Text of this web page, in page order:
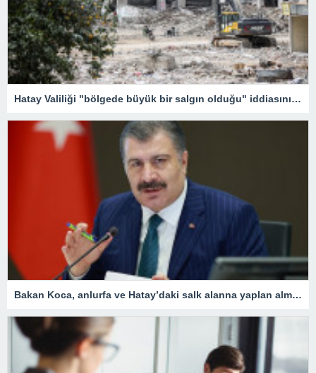
Hatay Valiliği "bölgede büyük bir salgın olduğu" iddiasını yalanladı
Bakan Koca, anlurfa ve Hatay’daki salk alanna yaplan almalar aklad